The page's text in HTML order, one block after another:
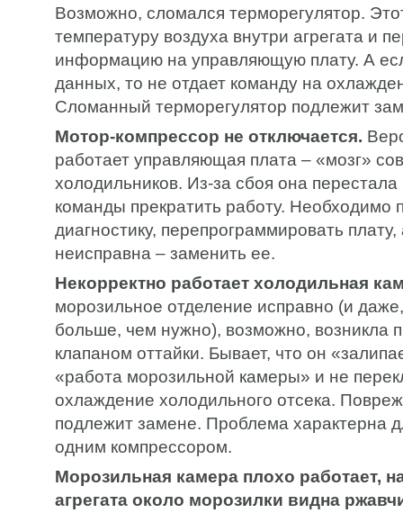
Возможно, сломался терморегулятор.
температуру воздуха внутри агрегата и
информацию на управляющую плату. А
данных, то не отдает команду на
Сломанный терморегулятор подлежит
Мотор-компрессор не отключается.
работает управляющая плата – «мозг»
холодильников. Из-за сбоя она
команды прекратить работу. Необходимо
диагностику, перепрограммировать
неисправна – заменить ее.
Некорректно работает холодильная
морозильное отделение исправно (и
больше, чем нужно), возможно, возникла
клапаном оттайки. Бывает, что он
«работа морозильной камеры» и не
охлаждение холодильного отсека.
подлежит замене. Проблема характерна
одним компрессором.
Морозильная камера плохо работает,
агрегата около морозилки видна